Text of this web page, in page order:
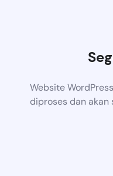
Website
diproses dan akan